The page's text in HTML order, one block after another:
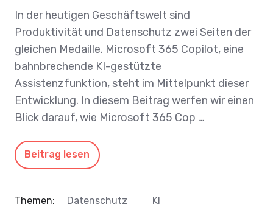
In der heutigen Geschäftswelt sind
Produktivität und Datenschutz zwei Seiten der
gleichen Medaille. Microsoft 365 Copilot, eine
bahnbrechende KI-gestützte
Assistenzfunktion, steht im Mittelpunkt dieser
Entwicklung. In diesem Beitrag werfen wir einen
Blick darauf, wie Microsoft 365 Cop …
Beitrag lesen
Themen: Datenschutz KI